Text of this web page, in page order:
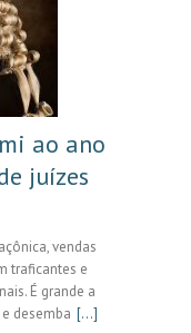
ao ano
juízes
vendas
traficantes e
É grande a
desemba [...]